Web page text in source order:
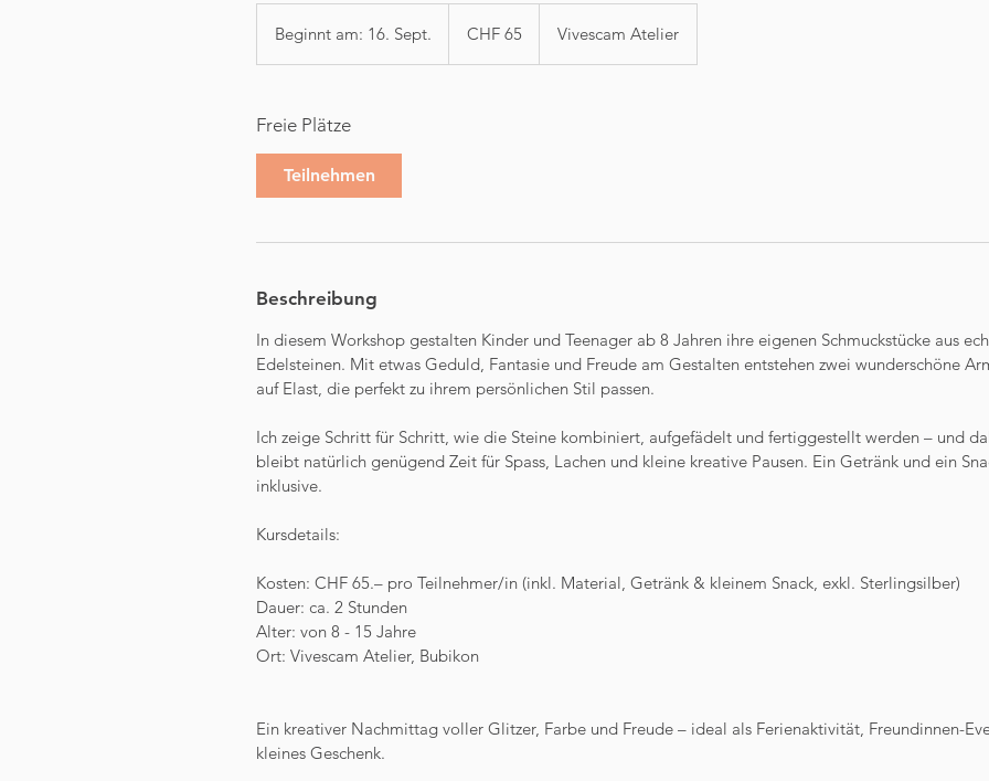
Beginnt am: 16. Sept.
S
e
p
.
Franken
CHF 65 Vivescam Atelier
Freie Plätze
Teilnehmen
Beschreibung
In diesem Workshop gestalten Kinder und Teenager ab 8 Jahren ihre eigenen Schmuckstücke aus
Edelsteinen. Mit etwas Geduld, Fantasie und Freude am Gestalten entstehen zwei wunderschöne
auf Elast, die perfekt zu ihrem persönlichen Stil passen.
Ich zeige Schritt für Schritt, wie die Steine kombiniert, aufgefädelt und fertiggestellt werden – und
bleibt natürlich genügend Zeit für Spass, Lachen und kleine kreative Pausen. Ein Getränk und ein
inklusive.
Kursdetails:
Kosten: CHF 65.– pro Teilnehmer/in (inkl. Material, Getränk & kleinem Snack, exkl. Sterlingsilber)
Dauer: ca. 2 Stunden
Alter: von 8 - 15 Jahre
Ort: Vivescam Atelier, Bubikon
Ein kreativer Nachmittag voller Glitzer, Farbe und Freude – ideal als Ferienaktivität, Freundinnen-